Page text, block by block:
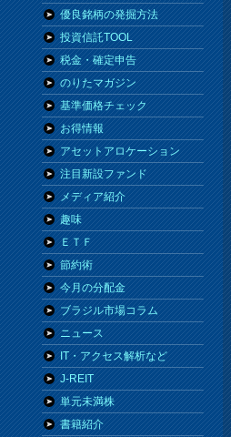
優良銘柄の発掘方法
投資信託TOOL
税金・確定申告
のりたマガジン
基準価格チェック
お得情報
アセットアロケーション
注目新設ファンド
メディア紹介
趣味
ＥＴＦ
節約術
今月の分配金
ブラジル市場コラム
ニュース
IT・アクセス解析など
J-REIT
単元未満株
書籍紹介